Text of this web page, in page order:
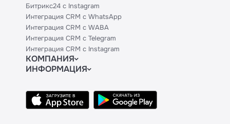
Битрикс24 с Instagram
Интеграция CRM с WhatsApp
Интеграция CRM с WABA
Интеграция CRM с Telegram
Интеграция CRM с Instagram
КОМПАНИЯ
Блог
Контакты
Политики и соглашения
ИНФОРМАЦИЯ
Техническим партнерам
Тарифы